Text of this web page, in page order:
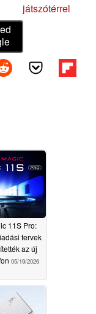
játszótérrel
11S Pro:
tervek
az új
05/19/2026